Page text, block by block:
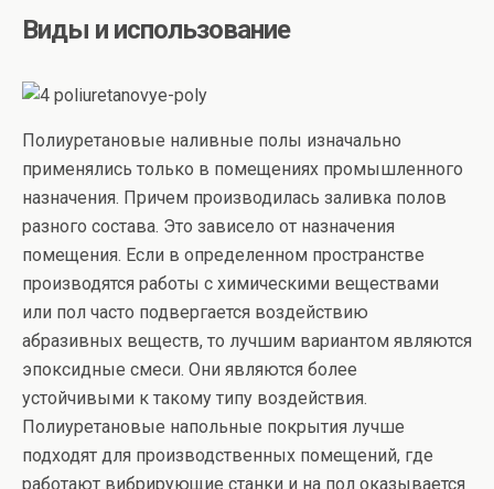
Виды и использование
Полиуретановые наливные полы изначально
применялись только в помещениях промышленного
назначения. Причем производилась заливка полов
разного состава. Это зависело от назначения
помещения. Если в определенном пространстве
производятся работы с химическими веществами
или пол часто подвергается воздействию
абразивных веществ, то лучшим вариантом являются
эпоксидные смеси. Они являются более
устойчивыми к такому типу воздействия.
Полиуретановые напольные покрытия лучше
подходят для производственных помещений, где
работают вибрирующие станки и на пол оказывается